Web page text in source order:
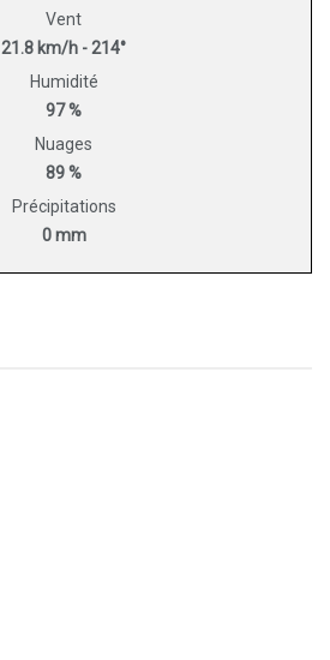
Vent
21.8 km/h - 214°
Humidité
97 %
Nuages
89 %
Précipitations
0 mm